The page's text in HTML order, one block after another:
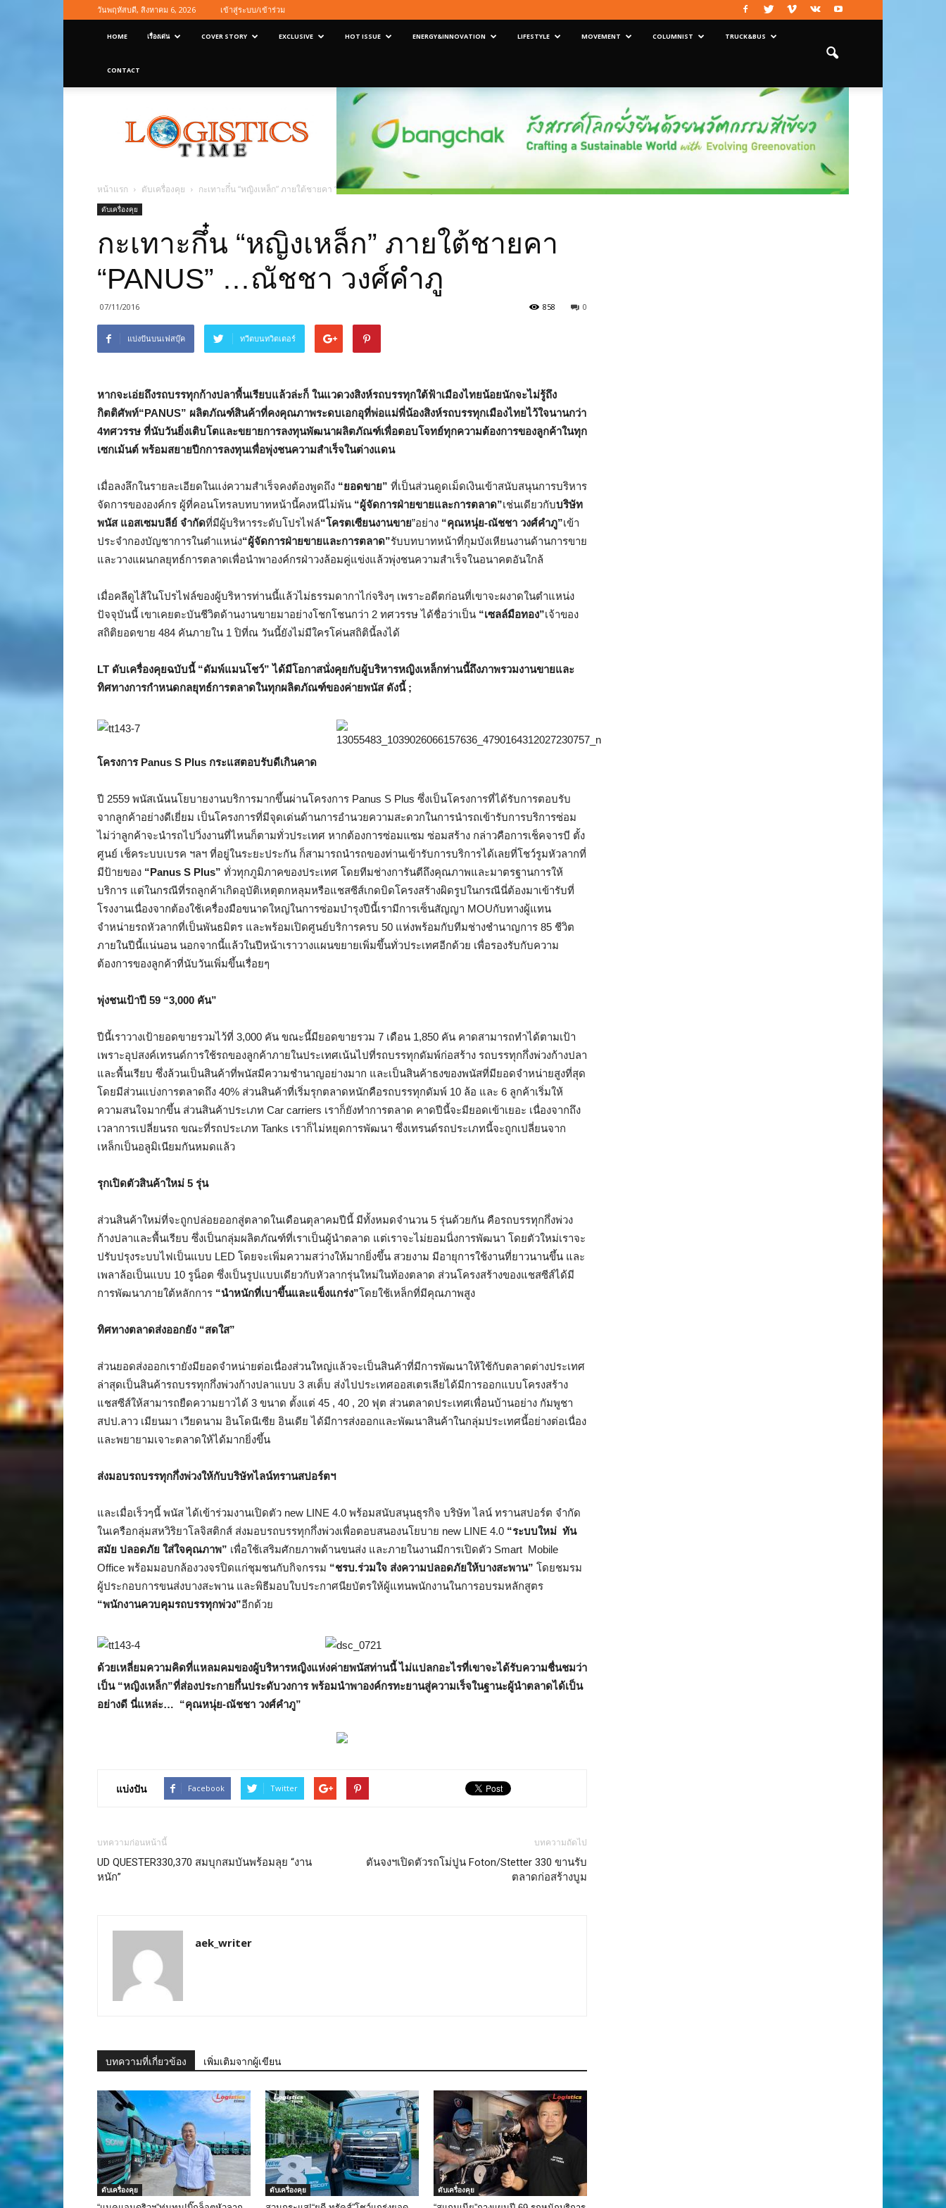
วันพฤหัสบดี, สิงหาคม 6, 2026 เข้าสู่ระบบ/เข้าร่วม
HOME เรื่องเด่น COVER STORY EXCLUSIVE HOT ISSUE ENERGY&INNOVATION LIFESTYLE MOVEMENT COLUMNIST TRUCK&BUS
CONTACT
Magazine
หน้าแรก ดับเครื่องคุย กะเทาะกึ๋น “หญิงเหล็ก” ภายใต้ชายคา “PANUS” …ณัชชา วงศ์คำภู
ดับเครื่องคุย
กะเทาะกึ๋น “หญิงเหล็ก” ภายใต้ชายคา
“PANUS” …ณัชชา วงศ์คำภู
07/11/2016 0
858
แบ่งปันบนเฟสบุ๊ค ทวีตบนทวิตเตอร์
หากจะเอ่ยถึงรถบรรทุกก้างปลาพื้นเรียบแล้วล่ะก็ ในแวดวงสิงห์รถบรรทุกใต้ฟ้าเมืองไทยน้อยนักจะไม่รู้ถึง
กิตติศัพท์“PANUS” ผลิตภัณฑ์สินค้าที่คงคุณภาพระดบเอกอุที่พ่อแม่พี่น้องสิงห์รถบรรทุกเมืองไทยไว้ใจนานกว่า
4ทศวรรษ ที่นับวันยิ่งเติบโตและขยายการลงทุนพัฒนาผลิตภัณฑ์เพื่อตอบโจทย์ทุกความต้องการของลูกค้าในทุก
เซกเม้นต์ พร้อมสยายปีกการลงทุนเพื่อพุ่งชนความสำเร็จในต่างแดน
เมื่อลงลึกในรายละเอียดในแง่ความสำเร็จคงต้องพูดถึง “ยอดขาย” ที่เป็นส่วนดูดเม็ดเงินเข้าสนับสนุนการบริหาร
จัดการขององค์กร ผู้ที่คอนโทรลบทบาทหน้านี้คงหนีไม่พ้น “ผู้จัดการฝ่ายขายและการตลาด”เช่นเดียวกับบริษัท
พนัส แอสเซมบลีย์ จำกัดที่มีผู้บริหารระดับโปรไฟล์“โครตเซียนงานขาย”อย่าง “คุณหนุ่ย-ณัชชา วงศ์คำภู”เข้า
ประจำกองบัญชาการในตำแหน่ง“ผู้จัดการฝ่ายขายและการตลาด”รับบทบาทหน้าที่กุมบังเหียนงานด้านการขาย
และวางแผนกลยุทธ์การตลาดเพื่อนำพาองค์กรฝ่าวงล้อมคู่แข่งแล้วพุ่งชนความสำเร็จในอนาคตอันใกล้
เมื่อคลีดูไส้ในโปรไฟล์ของผู้บริหารท่านนี้แล้วไม่ธรรมดากาไก่จริงๆ เพราะอดีตก่อนที่เขาจะผงาดในตำแหน่ง
ปัจจุบันนี้ เขาเคยตะบันชีวิตด้านงานขายมาอย่างโชกโชนกว่า 2 ทศวรรษ ได้ชื่อว่าเป็น “เซลล์มือทอง”เจ้าของ
สถิติยอดขาย 484 คันภายใน 1 ปิที่ณ วันนี้ยังไม่มีใครโค่นสถิตินี้ลงได้
LT ดับเครื่องคุยฉบับนี้ “ดัมพ์แมนโชว์” ได้มีโอกาสนั่งคุยกับผู้บริหารหญิงเหล็กท่านนี้ถึงภาพรวมงานขายและ
ทิศทางการกำหนดกลยุทธ์การตลาดในทุกผลิตภัณฑ์ของค่ายพนัส ดังนี้ ;
โครงการ Panus S Plus กระแสตอบรับดีเกินคาด
ปี 2559 พนัสเน้นนโยบายงานบริการมากขึ้นผ่านโครงการ Panus S Plus ซึ่งเป็นโครงการที่ได้รับการตอบรับ
จากลูกค้าอย่างดีเยี่ยม เป็นโครงการที่มีจุดเด่นด้านการอำนวยความสะดวกในการนำรถเข้ารับการบริการซ่อม
ไม่ว่าลูกค้าจะนำรถไปวิ่งงานที่ไหนก็ตามทั่วประเทศ หากต้องการซ่อมแซม ซ่อมสร้าง กล่าวคือการเช็คจารบี ตั้ง
ศูนย์ เช็คระบบเบรค ฯลฯ ที่อยู่ในระยะประกัน ก็สามารถนำรถของท่านเข้ารับการบริการได้เลยที่โชว์รูมหัวลากที่
มีป้ายของ “Panus S Plus” ทั่วทุกภูมิภาคของประเทศ โดยทีมช่างการันตีถึงคุณภาพและมาตรฐานการให้
บริการ แต่ในกรณีที่รถลูกค้าเกิดอุบัติเหตุตกหลุมหรือแชสซีส์เกดบิดโครงสร้างผิดรูปในกรณีนี่ต้องมาเข้ารับที่
โรงงานเนื่องจากต้องใช้เครื่องมือขนาดใหญ่ในการซ่อมบำรุงปีนี้เรามีการเซ็นสัญญา MOUกับทางผู้แทน
จำหน่ายรถหัวลากที่เป็นพันธมิตร และพร้อมเปิดศูนย์บริการครบ 50 แห่งพร้อมกับทีมช่างชำนาญการ 85 ชีวิต
ภายในปีนี้แน่นอน นอกจากนี้แล้วในปีหน้าเราวางแผนขยายเพิ่มขึ้นทั่วประเทศอีกด้วย เพื่อรองรับกับความ
ต้องการของลูกค้าที่นับวันเพิ่มขึ้นเรื่อยๆ
พุ่งชนเป้าปี 59 “3,000 คัน”
ปีนี้เราวางเป้ายอดขายรวมไว้ที่ 3,000 คัน ขณะนี้มียอดขายรวม 7 เดือน 1,850 คัน คาดสามารถทำได้ตามเป้า
เพราะอุปสงค์เทรนด์การใช้รถของลูกค้าภายในประเทศเน้นไปที่รถบรรทุกดัมพ์ก่อสร้าง รถบรรทุกกึ่งพ่วงก้างปลา
และพื้นเรียบ ซึ่งล้วนเป็นสินค้าที่พนัสมีความชำนาญอย่างมาก และเป็นสินค้าธงของพนัสที่มียอดจำหน่ายสูงที่สุด
โดยมีส่วนแบ่งการตลาดถึง 40% ส่วนสินค้าที่เริ่มรุกตลาดหนักคือรถบรรทุกดัมพ์ 10 ล้อ และ 6 ลูกค้าเริ่มให้
ความสนใจมากขึ้น ส่วนสินค้าประเภท Car carriers เราก็ยังทำการตลาด คาดปีนี้จะมียอดเข้าเยอะ เนื่องจากถึง
เวลาการเปลี่ยนรถ ขณะที่รถประเภท Tanks เราก็ไม่หยุดการพัฒนา ซึ่งเทรนด์รถประเภทนี้จะถูกเปลี่ยนจาก
เหล็กเป็นอลูมิเนียมกันหมดแล้ว
รุกเปิดตัวสินค้าใหม่ 5 รุ่น
ส่วนสินค้าใหม่ที่จะถูกปล่อยออกสู่ตลาดในเดือนตุลาคมปีนี้ มีทั้งหมดจำนวน 5 รุ่นด้วยกัน คือรถบรรทุกกึ่งพ่วง
ก้างปลาและพื้นเรียบ ซึ่งเป็นกลุ่มผลิตภัณฑ์ที่เราเป็นผู้นำตลาด แต่เราจะไม่ยอมนิ่งการพัฒนา โดยตัวใหม่เราจะ
ปรับปรุงระบบไฟเป็นแบบ LED โดยจะเพิ่มความสว่างให้มากยิ่งขึ้น สวยงาม มีอายุการใช้งานที่ยาวนานขึ้น และ
เพลาล้อเป็นแบบ 10 รูน็อต ซึ่งเป็นรูปแบบเดียวกับหัวลากรุ่นใหม่ในท้องตลาด ส่วนโครงสร้างของแชสซีส์ได้มี
การพัฒนาภายใต้หลักการ “นำหนักที่เบาขึ้นและแข็งแกร่ง”โดยใช้เหล็กที่มีคุณภาพสูง
ทิศทางตลาดส่งออกยัง “สดใส”
ส่วนยอดส่งออกเรายังมียอดจำหน่ายต่อเนื่องส่วนใหญ่แล้วจะเป็นสินค้าที่มีการพัฒนาให้ใช้กับตลาดต่างประเทศ
ล่าสุดเป็นสินค้ารถบรรทุกกึ่งพ่วงก้างปลาแบบ 3 สเต็บ ส่งไปประเทศออสเตรเลียได้มีการออกแบบโครงสร้าง
แชสซีส์ให้สามารถยืดความยาวได้ 3 ขนาด ตั้งแต่ 45 , 40 , 20 ฟุต ส่วนตลาดประเทศเพื่อนบ้านอย่าง กัมพูชา
สปป.ลาว เมียนมา เวียดนาม อินโดนีเซีย อินเดีย ได้มีการส่งออกและพัฒนาสินค้าในกลุ่มประเทศนี้อย่างต่อเนื่อง
และพยายามเจาะตลาดให้ได้มากยิ่งขึ้น
ส่งมอบรถบรรทุกกึ่งพ่วงให้กับบริษัทไลน์ทรานสปอร์ตฯ
และเมื่อเร็วๆนี้ พนัส ได้เข้าร่วมงานเปิดตัว new LINE 4.0 พร้อมสนับสนุนธุรกิจ บริษัท ไลน์ ทรานสปอร์ต จำกัด
ในเครือกลุ่มสหวิริยาโลจิสติกส์ ส่งมอบรถบรรทุกกึ่งพ่วงเพื่อตอบสนองนโยบาย new LINE 4.0 “ระบบใหม่ ทัน
สมัย ปลอดภัย ใส่ใจคุณภาพ” เพื่อใช้เสริมศักยภาพด้านขนส่ง และภายในงานมีการเปิดตัว Smart Mobile
Office พร้อมมอบกล้องวงจรปิดแก่ชุมชนกับกิจกรรม “ชรบ.ร่วมใจ ส่งความปลอดภัยให้บางสะพาน” โดยชมรม
ผู้ประกอบการขนส่งบางสะพาน และพิธีมอบใบประกาศนียบัตรให้ผู้แทนพนักงานในการอบรมหลักสูตร
“พนักงานควบคุมรถบรรทุกพ่วง”อีกด้วย
ด้วยเหลี่ยมความคิดที่แหลมคมของผู้บริหารหญิงแห่งค่ายพนัสท่านนี้ ไม่แปลกอะไรที่เขาจะได้รับความชื่นชมว่า
เป็น “หญิงเหล็ก”ที่ส่องประกายกึ๋นประดับวงการ พร้อมนำพาองค์กรทะยานสู่ความเร็จในฐานะผู้นำตลาดได้เป็น
อย่างดี นี่แหล่ะ… “คุณหนุ่ย-ณัชชา วงศ์คำภู”
แบ่งปัน Facebook Twitter
บทความก่อนหน้านี้
UD QUESTER330,370 สมบุกสมบันพร้อมลุย “งาน
หนัก”
บทความถัดไป
ตันจงฯเปิดตัวรถโม่ปูน Foton/Stetter 330 ขานรับ
ตลาดก่อสร้างบูม
aek_writer
บทความที่เกี่ยวข้อง เพิ่มเติมจากผู้เขียน
ดับเครื่องคุย ดับเครื่องคุย ดับเครื่องคุย